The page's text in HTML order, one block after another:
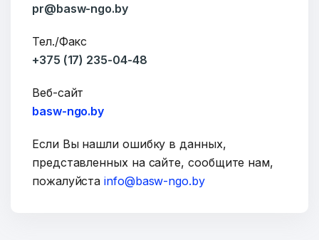
Ваше имя
E-mail
Тема
pr@basw-ngo.by
Тел./Факс
+375 (17) 235-04-48
Веб-сайт
basw-ngo.by
Если Вы нашли ошибку в данных,
представленных на сайте, сообщите нам,
пожалуйстаinfo@basw-ngo.by